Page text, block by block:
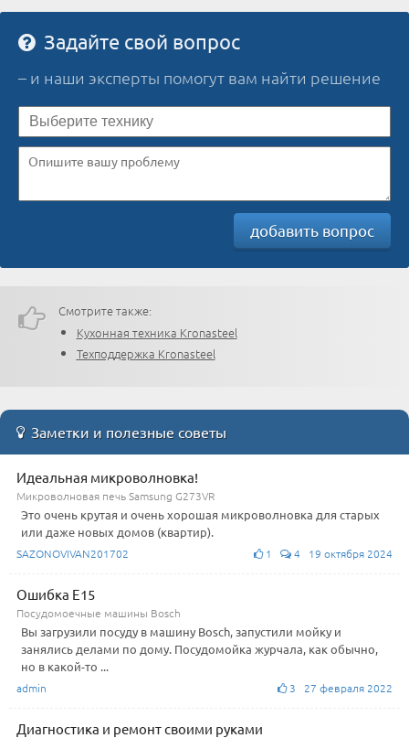
Задайте свой вопрос
– и наши эксперты помогут вам найти решение
добавить вопрос
Смотрите также:
Кухонная техника Kronasteel
Техподдержка Kronasteel
Заметки и полезные советы
Идеальная микроволновка!
Микроволновая печь Samsung G273VR
Это очень крутая и очень хорошая микроволновка для старых
или даже новых домов (квартир).
SAZONOVIVAN201702 1 4 19 октября 2024
Ошибка E15
Посудомоечные машины Bosch
Вы загрузили посуду в машину Bosch, запустили мойку и
занялись делами по дому. Посудомойка журчала, как обычно,
но в какой-то ...
admin 3 27 февраля 2022
Диагностика и ремонт своими руками